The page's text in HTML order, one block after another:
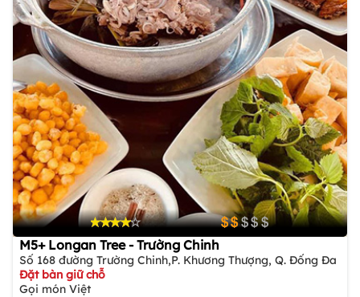
M5+ Longan Tree - Trường Chinh
Số 168 đường Trường Chinh,P. Khương Thượng, Q. Đống Đa
Đặt bàn giữ chỗ
Gọi món Việt